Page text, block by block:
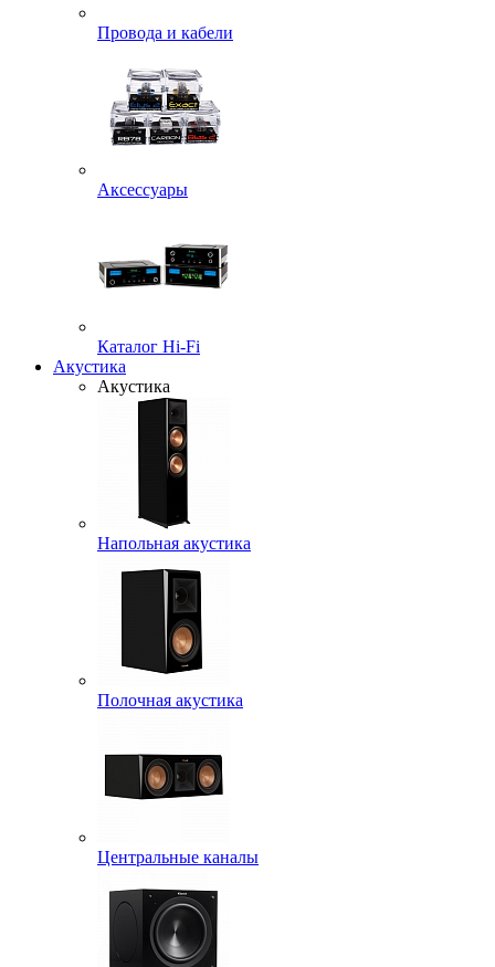
Провода и кабели
Аксессуары
Каталог Hi-Fi
Акустика
Акустика
Напольная акустика
Полочная акустика
Центральные каналы